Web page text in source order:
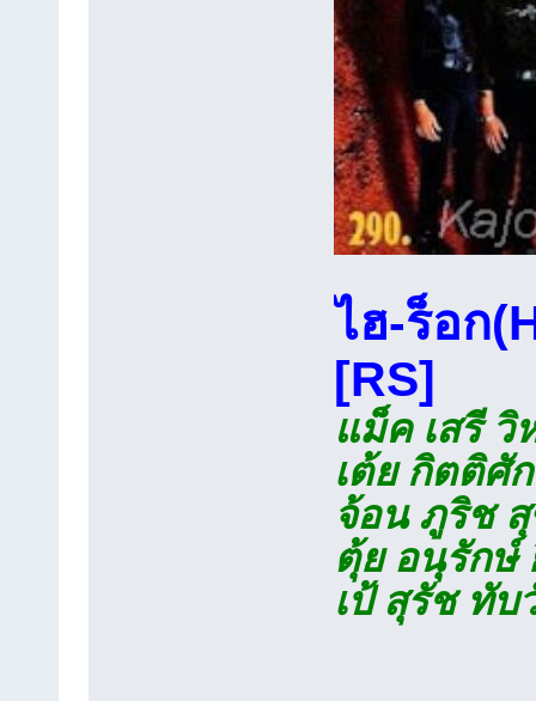
ไฮ-ร็อก
[RS]
แม็ค เสรี วิ
เต้ย กิตติศั
จ้อน ภูริช
ตุ้ย อนุรักษ์
เป้ สุรัช ทับ